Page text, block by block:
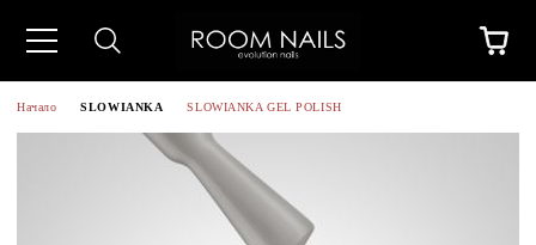
Начало SLOWIANKA SLOWIANKA GEL POLISH